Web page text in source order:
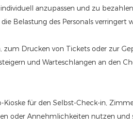
anzupassen und zu
Belastung des Personals verringert
zum Drucken von Tickets oder zur
und Warteschlangen an den
Kioske für den Selbst-Check-in,
oder Annehmlichkeiten nutzen und